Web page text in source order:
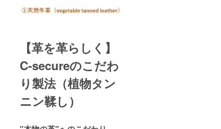
【革を革らしく】
C-secureのこだわ
り製法（植物タン
ニン鞣し）